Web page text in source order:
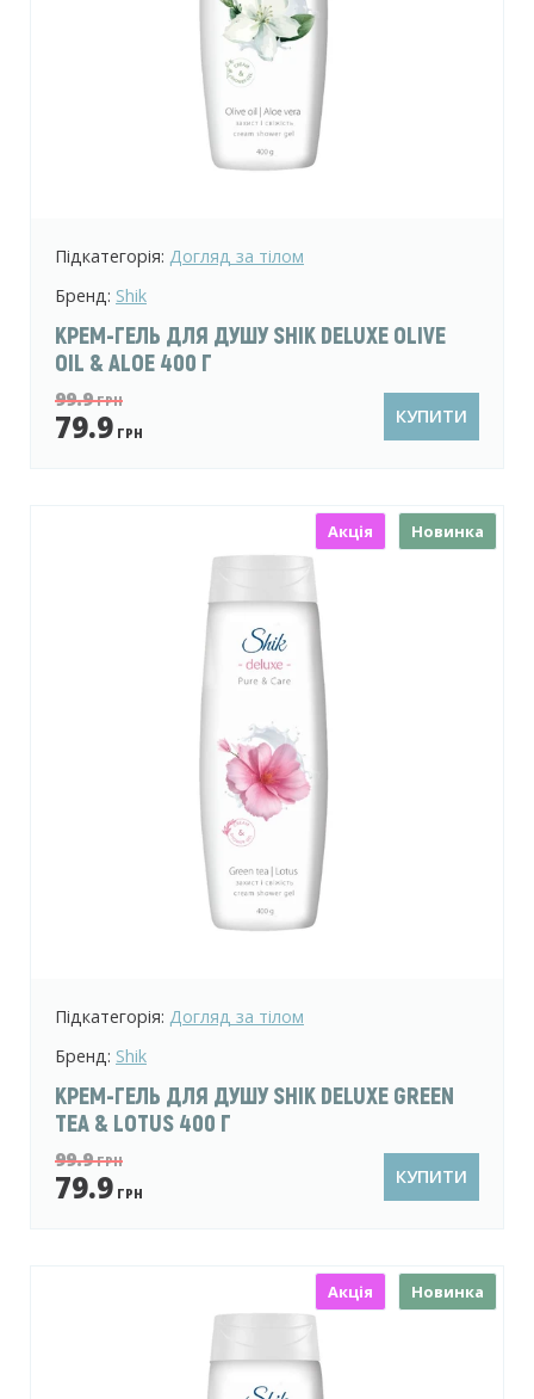
Підкатегорія: Догляд за тілом
Бренд: Shik
КРЕМ-ГЕЛЬ ДЛЯ ДУШУ SHIK DELUXE OLIVE
OIL & ALOE 400 Г
99.9ГРН
79.9 ГРН
КУПИТИ
Акція Новинка
Підкатегорія: Догляд за тілом
Бренд: Shik
КРЕМ-ГЕЛЬ ДЛЯ ДУШУ SHIK DELUXE GREEN
TEA & LOTUS 400 Г
99.9ГРН
79.9 ГРН
КУПИТИ
Акція Новинка